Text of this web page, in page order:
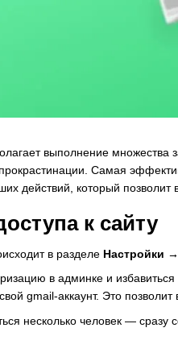
выполнение
Самая
действий, который
к сайту
в разделе Настройки
в админке и
gmail-аккаунт. Это
несколько человек —